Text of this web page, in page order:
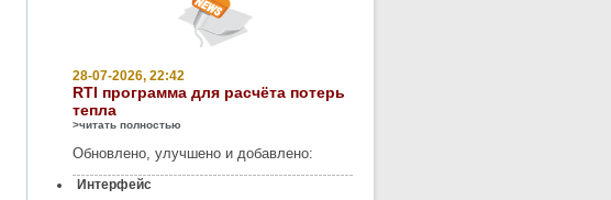
28-07-2026, 22:42
RTI программа для расчёта потерь
тепла
>читать полностью
Обновлено, улучшено и добавлено:
Интерфейс